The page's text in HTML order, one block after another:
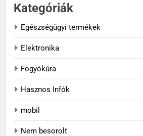
Kategóriák
Egészségügyi termékek
Elektronika
Fogyókúra
Hasznos Infók
mobil
Nem besorolt